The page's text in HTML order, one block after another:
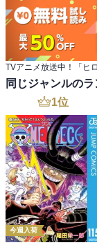
同じジャンルの
1位
今週入荷